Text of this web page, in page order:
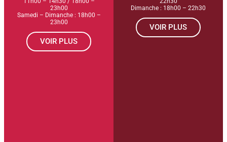
23h00
Samedi – Dimanche : 18h00 –
23h00
VOIR PLUS
Dimanche : 18h00 – 22h30
VOIR PLUS